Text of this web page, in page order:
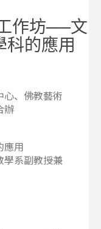
作坊──文
科的應用
心、佛教藝術
辦
應用
學系副教授兼